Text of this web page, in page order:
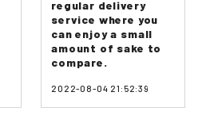
regular delivery
service where you
can enjoy a small
amount of sake to
compare.
2022-08-04 21:52:39